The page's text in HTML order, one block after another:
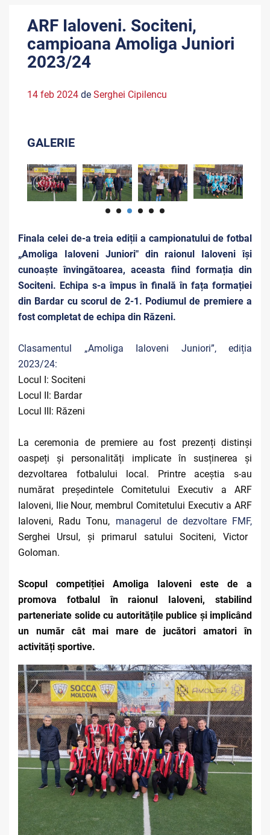
ARF Ialoveni. Sociteni,
campioana Amoliga Juniori
2023/24
14 feb 2024 de Serghei Cipilencu
GALERIE
Finala celei de-a treia ediții a campionatului de fotbal
„Amoliga Ialoveni Juniori" din raionul Ialoveni își
cunoaște învingătoarea, aceasta fiind formația din
Sociteni. Echipa s-a împus în finală în fața formației
din Bardar cu scorul de 2-1. Podiumul de premiere a
fost completat de echipa din Răzeni.
Clasamentul „Amoliga Ialoveni Juniori”, ediția
2023/24:
Locul I: Sociteni
Locul II: Bardar
Locul III: Răzeni
La ceremonia de premiere au fost prezenți distinși
oaspeți și personalități implicate în susținerea și
dezvoltarea fotbalului local. Printre aceștia s-au
numărat președintele Comitetului Executiv a ARF
Ialoveni, Ilie Nour, membrul Comitetului Executiv a ARF
Ialoveni, Radu Tonu, managerul de dezvoltare FMF,
Serghei Ursul, și primarul satului Sociteni, Victor
Goloman.
Scopul competiției Amoliga Ialoveni este de a
promova fotbalul în raionul Ialoveni, stabilind
parteneriate solide cu autoritățile publice și implicând
un număr cât mai mare de jucători amatori în
activități sportive.